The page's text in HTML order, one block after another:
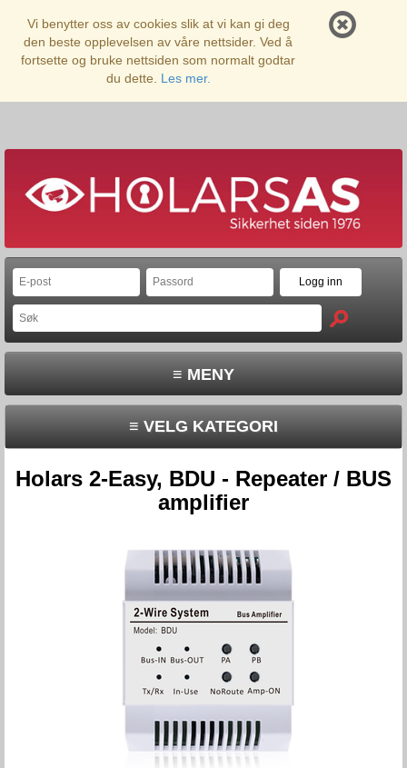
Vi benytter oss av cookies slik at vi kan gi deg
den beste opplevelsen av våre nettsider. Ved å
fortsette og bruke nettsiden som normalt godtar
du dette. Les mer.
≡ MENY
≡ VELG KATEGORI
Holars 2-Easy, BDU - Repeater / BUS
amplifier